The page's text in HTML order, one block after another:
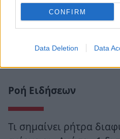
CONFIRM
Data Deletion Data
Ροή Ειδήσεων
Τι σημαίνει ρήτρα